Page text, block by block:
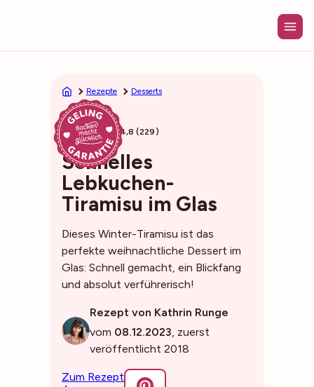
Rezepte Desserts
10min 4,8 (229)
Schnelles
Lebkuchen-
Tiramisu im Glas
Dieses Winter-Tiramisu ist das
perfekte weihnachtliche Dessert im
Glas: Schnell gemacht, ein Blickfang
und absolut verführerisch!
Rezept von Kathrin Runge
vom 08.12.2023, zuerst
veröffentlicht 2018
Zum Rezept